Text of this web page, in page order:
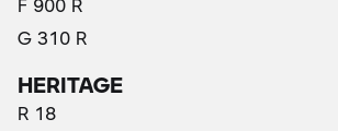
G 310 R
HERITAGE
R 18